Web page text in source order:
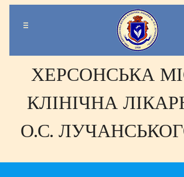
-
-
-
ХЕРСОНСЬКА
КЛІНІЧНА
О.С.